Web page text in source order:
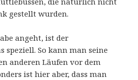
gestellt wurden.
angeht, ist der
speziell. So kann man seine
anderen Läufen vor dem
ist hier aber, dass man